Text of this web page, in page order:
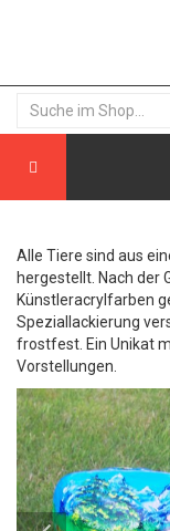
Alle Tiere sind aus
hergestellt. Nach der
Künstleracrylfarben
Speziallackierung
frostfest. Ein Unikat
Vorstellungen.